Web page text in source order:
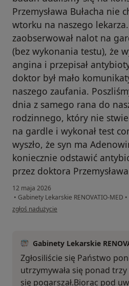
Przemysława Bułacha nie
wtorku na naszego
zaobserwował nalot na
(bez wykonania testu), że
angina i przepisał
doktor był mało
naszego zaufania.
dnia z samego rana do
rodzinnego, który nie
na gardle i wykonał test
wyszło, że syn ma
koniecznie odstawić
przez doktora
12 maja 2026
• Gabinety Lekarskie RENOVATIO-MED •
w opinii użytkownika K
zgłoś nadużycie
Gabinety Lekarskie
Zgłosiliście się Państwo
utrzymywała się ponad
się pogarszał.Biorąc pod